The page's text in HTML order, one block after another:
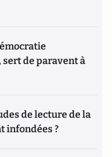
de paravent à
de lecture de la
infondées ?